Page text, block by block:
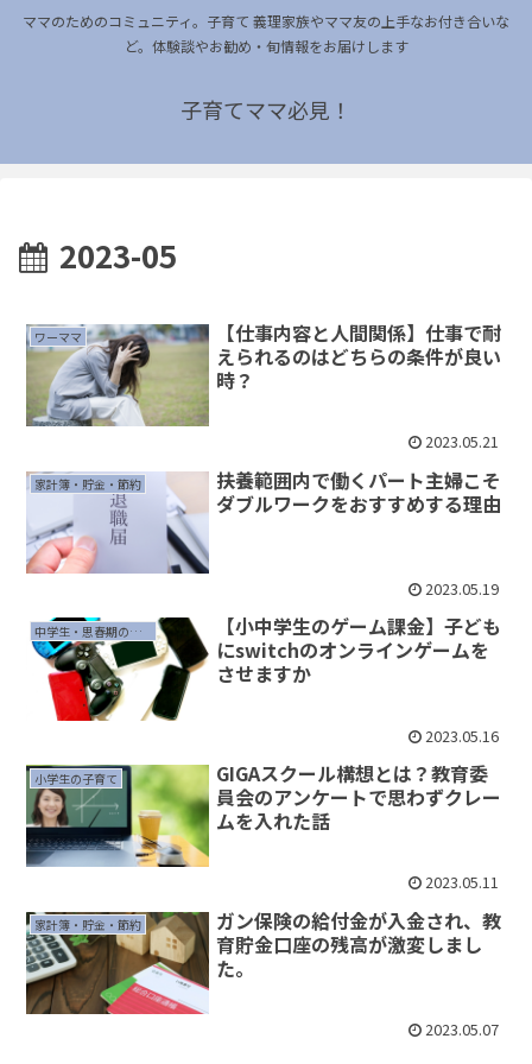
ママのためのコミュニティ。子育て 義理家族やママ友の上手なお付き合いな
ど。体験談やお勧め・旬情報をお届けします
子育てママ必見！
2023-05
ワーママ
【仕事内容と人間関係】仕事で耐
えられるのはどちらの条件が良い
時？
2023.05.21
家計簿・貯金・節約
扶養範囲内で働くパート主婦こそ
ダブルワークをおすすめする理由
2023.05.19
中学生・思春期の子育て
【小中学生のゲーム課金】子ども
にswitchのオンラインゲームを
させますか
2023.05.16
小学生の子育て
GIGAスクール構想とは？教育委
員会のアンケートで思わずクレー
ムを入れた話
2023.05.11
家計簿・貯金・節約
ガン保険の給付金が入金され、教
育貯金口座の残高が激変しまし
た。
2023.05.07